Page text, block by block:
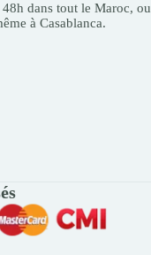
dans tout le Maroc, ou
à Casablanca.